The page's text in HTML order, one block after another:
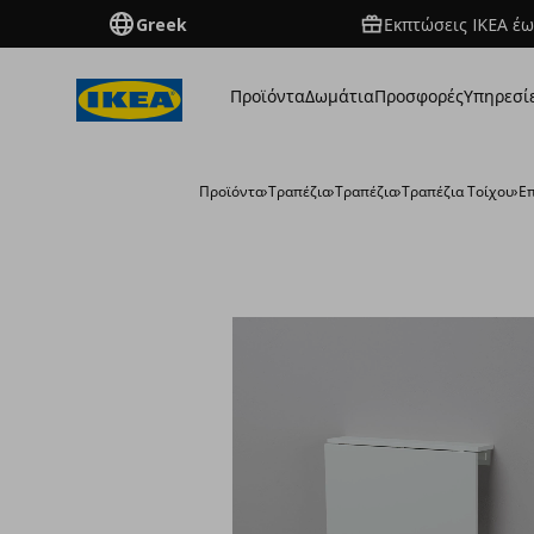
Greek Εκπτώσεις IKEA
ΠροϊόνταΔωμάτιαΠροσφορές
Προϊόντα›Τραπέζια›Τραπέζια›Τραπέζια Τοίχου›